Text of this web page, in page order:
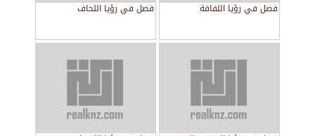
فصل في رؤيا اللفافة فصل في رؤيا اللحاف